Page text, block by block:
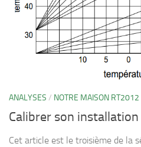
ANALYSES / NOTRE MAISON RT2012
Calibrer son
Cet article est le troisième de la